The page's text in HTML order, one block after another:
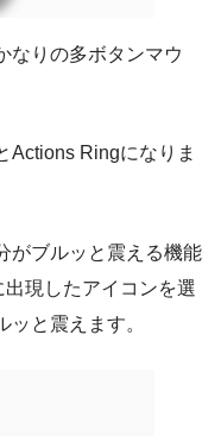
なりの多ボタンマウ
Actions Ringになりま
がブルッと震える機能
現したアイコンを選
と震えます。